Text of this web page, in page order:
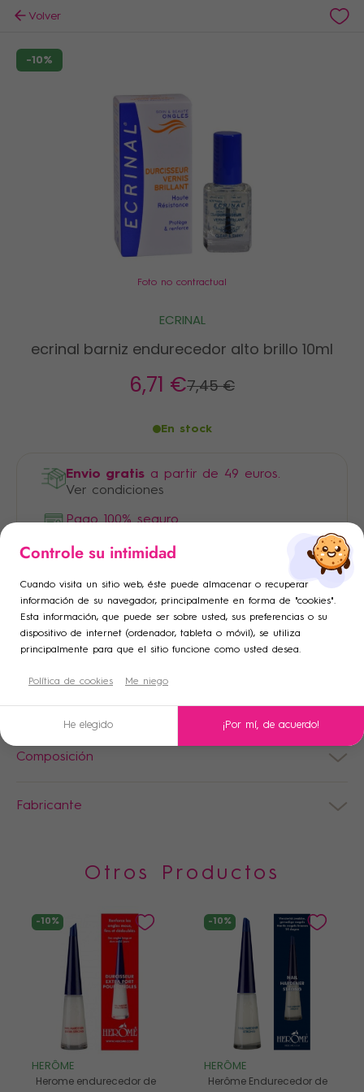
Volver
ECRINAL
ecrinal barniz endurecedor alto brillo 10ml
6,71 €7,45 €
En stock
Envio gratis a partir de 49 euros.
Ver condiciones
Pago 100% seguro
-10%
Foto no contractual
Condiciones de uso
Composición
Fabricante
Otros Productos
-10%
HERÔME
Herome endurecedor de
-10%
HERÔME
Herôme Endurecedor de
Añadir a la lista de deseos ×
add_circle_outline Crear una nueva lista
Crear lista de deseos ×
Nombre de la lista de deseos
Cancelar Crear lista de deseos
Iniciar sesión ×
Debe iniciar sesión para guardar productos en su lista de
deseos.
Cancelar Iniciar sesión
Controle su intimidad
Cuando visita un sitio web, éste puede almacenar o recuperar
información de su navegador, principalmente en forma de "cookies".
Esta información, que puede ser sobre usted, sus preferencias o su
dispositivo de internet (ordenador, tableta o móvil), se utiliza
principalmente para que el sitio funcione como usted desea.
Política de cookies Me niego
He elegido ¡Por mí, de acuerdo!